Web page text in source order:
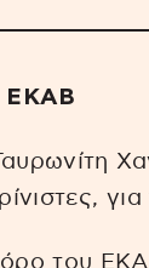
ΕΚΑΒ
του